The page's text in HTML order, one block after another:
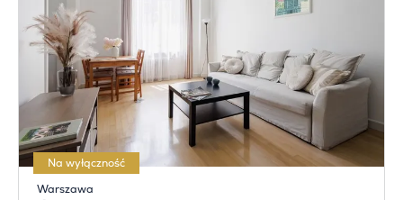
Na wyłączność
Warszawa